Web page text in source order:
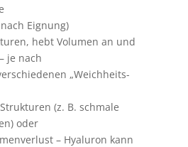
Eignung)
hebt Volumen an und
je nach
„Weichheits-
(z. B. schmale
oder
– Hyaluron kann